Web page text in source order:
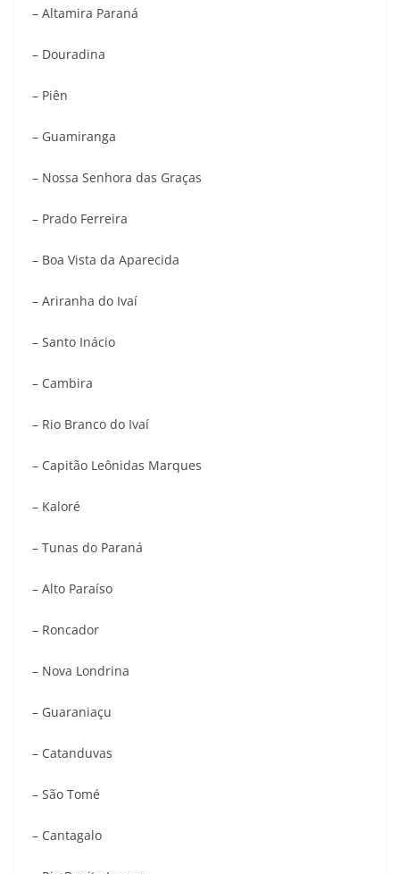
– Altamira Paraná
– Douradina
– Piên
– Guamiranga
– Nossa Senhora das Graças
– Prado Ferreira
– Boa Vista da Aparecida
– Ariranha do Ivaí
– Santo Inácio
– Cambira
– Rio Branco do Ivaí
– Capitão Leônidas Marques
– Kaloré
– Tunas do Paraná
– Alto Paraíso
– Roncador
– Nova Londrina
– Guaraniaçu
– Catanduvas
– São Tomé
– Cantagalo